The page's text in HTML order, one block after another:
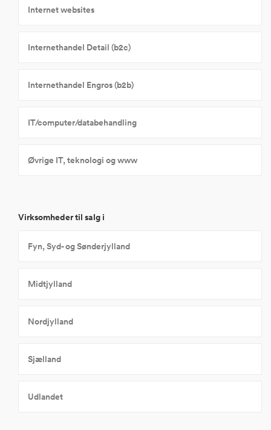
Internet websites
Internethandel Detail (b2c)
Internethandel Engros (b2b)
IT/computer/databehandling
Øvrige IT, teknologi og www
Virksomheder til salg i
Fyn, Syd- og Sønderjylland
Midtjylland
Nordjylland
Sjælland
Udlandet